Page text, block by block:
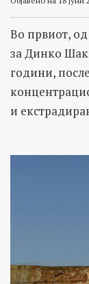
Во првиот,
за Динко
години,
и